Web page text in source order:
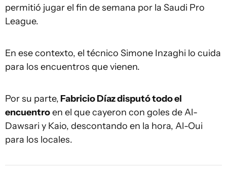
permitió jugar el fin de semana por la Saudi Pro
League.
En ese contexto, el técnico Simone Inzaghi lo cuida
para los encuentros que vienen.
Por su parte, Fabricio Díaz disputó todo el
encuentroen el que cayeron con goles de Al-
Dawsari y Kaio, descontando en la hora, Al-Oui
para los locales.